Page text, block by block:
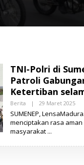
TNI-Polri di
Patroli
Ketertiban
Berita | 29 Maret 2025O
E
H
SUMENEP,
menciptakan rasa
masyarakat